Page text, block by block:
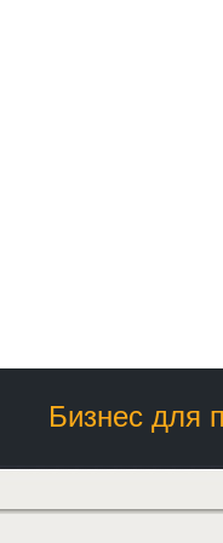
Бизнес для